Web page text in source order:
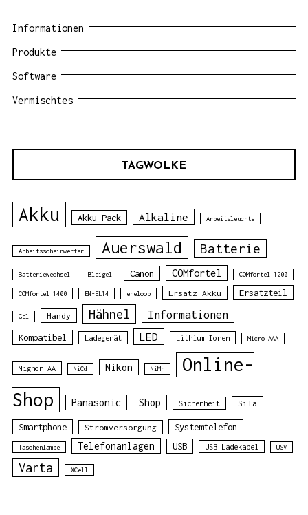
Informationen
Produkte
Software
Vermischtes
TAGWOLKE
Akku Akku-Pack Alkaline Arbeitsleuchte
Arbeitsscheinwerfer Auerswald Batterie
Batteriewechsel Bleigel Canon COMfortel COMfortel 1200
COMfortel 1400 EN-EL14 eneloop Ersatz-Akku Ersatzteil
Gel Handy Hähnel Informationen
Kompatibel Ladegerät LED Lithium Ionen Micro AAA
Mignon AA NiCd Nikon NiMh
Online-
Shop
Panasonic Shop Sicherheit Sila
Smartphone Stromversorgung Systemtelefon
Taschenlampe Telefonanlagen USB USB Ladekabel USV
Varta XCell